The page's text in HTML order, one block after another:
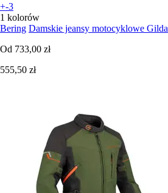
+-3
1 kolorów
Bering Damskie jeansy motocyklowe Gilda
Od 733,00 zł
555,50 zł